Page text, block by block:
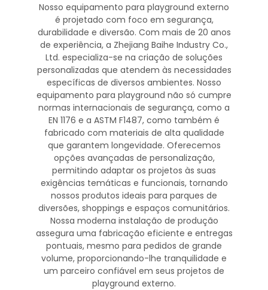
Nosso equipamento para playground externo
é projetado com foco em segurança,
durabilidade e diversão. Com mais de 20 anos
de experiência, a Zhejiang Baihe Industry Co.,
Ltd. especializa-se na criação de soluções
personalizadas que atendem às necessidades
específicas de diversos ambientes. Nosso
equipamento para playground não só cumpre
normas internacionais de segurança, como a
EN 1176 e a ASTM F1487, como também é
fabricado com materiais de alta qualidade
que garantem longevidade. Oferecemos
opções avançadas de personalização,
permitindo adaptar os projetos às suas
exigências temáticas e funcionais, tornando
nossos produtos ideais para parques de
diversões, shoppings e espaços comunitários.
Nossa moderna instalação de produção
assegura uma fabricação eficiente e entregas
pontuais, mesmo para pedidos de grande
volume, proporcionando-lhe tranquilidade e
um parceiro confiável em seus projetos de
playground externo.